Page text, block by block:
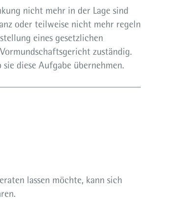
nicht mehr in der Lage sind
oder teilweise nicht mehr regeln
eines gesetzlichen
zuständig.
diese Aufgabe übernehmen.
lassen möchte, kann sich